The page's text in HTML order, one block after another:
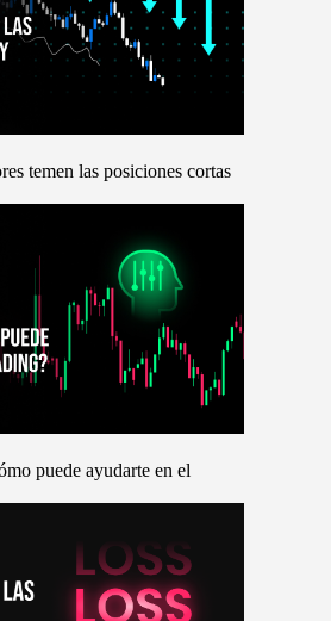
temen las posiciones cortas
puede ayudarte en el